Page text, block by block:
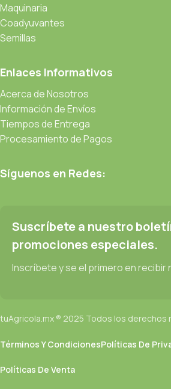
Maquinaria
Coadyuvantes
Semillas
Enlaces Informativos
Acerca de Nosotros
Información de Envíos
Tiempos de Entrega
Procesamiento de Pagos
Síguenos en Redes:
Suscríbete a nuestro
promociones especiales.
Inscríbete y se el primero en recibir
tuAgricola.mx ® 2025 Todos los derechos
Términos Y CondicionesPolíticas De
Políticas De Venta